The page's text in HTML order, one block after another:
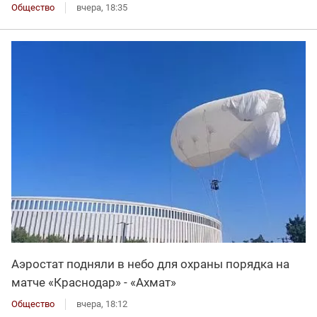
Общество вчера, 18:35
Аэростат подняли в небо для охраны порядка на
матче «Краснодар» - «Ахмат»
Общество вчера, 18:12